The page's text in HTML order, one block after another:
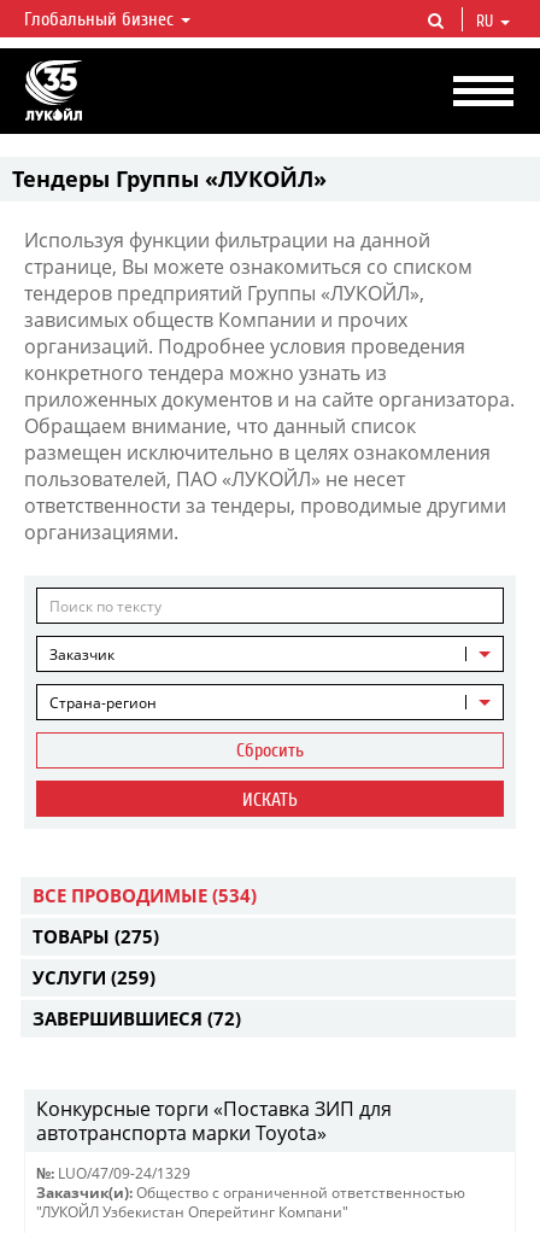
ЛУКОЙЛ СЕГОДНЯ
ЛУКОЙЛ — одна из крупнейших вертикально интегрированных
нефтегазовых компаний в мире, на долю которой приходится более 2%
мировой добычи нефти и около 1% доказанных запасов углеводородов.
Глобальный бизнес RU
Тендеры Группы «ЛУКОЙЛ»
Используя функции фильтрации на данной
странице, Вы можете ознакомиться со списком
тендеров предприятий Группы «ЛУКОЙЛ»,
зависимых обществ Компании и прочих
организаций. Подробнее условия проведения
конкретного тендера можно узнать из
приложенных документов и на сайте организатора.
Обращаем внимание, что данный список
размещен исключительно в целях ознакомления
пользователей, ПАО «ЛУКОЙЛ» не несет
ответственности за тендеры, проводимые другими
организациями.
Заказчик
Страна-регион
Сбросить
ИСКАТЬ
ВСЕ ПРОВОДИМЫЕ (534)
ТОВАРЫ (275)
УСЛУГИ (259)
ЗАВЕРШИВШИЕСЯ (72)
Конкурсные торги «Поставка ЗИП для
автотранспорта марки Toyota»
№: LUO/47/09-24/1329
Заказчик(и): Общество с ограниченной ответственностью
"ЛУКОЙЛ Узбекистан Оперейтинг Компани"